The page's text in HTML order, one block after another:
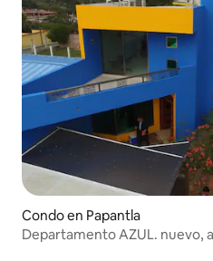
Condo en Papantla
Departamento AZUL. nuevo,